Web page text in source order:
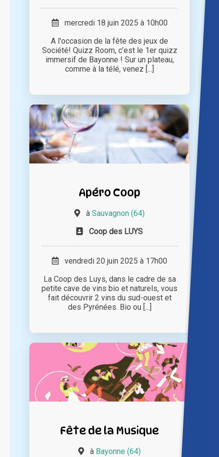
mercredi 18 juin 2025 à 10h00
A l'occasion de la fête des jeux de
Société! Quizz Room, c’est le 1er quizz
immersif de Bayonne ! Sur un plateau,
comme à la télé, venez [...]
Apéro Coop
à Sauvagnon (64)
Coop des LUYS
vendredi 20 juin 2025 à 17h00
La Coop des Luys, dans le cadre de sa
petite cave de vins bio et naturels, vous
fait découvrir 2 vins du sud-ouest et
des Pyrénées. Bio ou [...]
Fête de la Musique
à Bayonne (64)